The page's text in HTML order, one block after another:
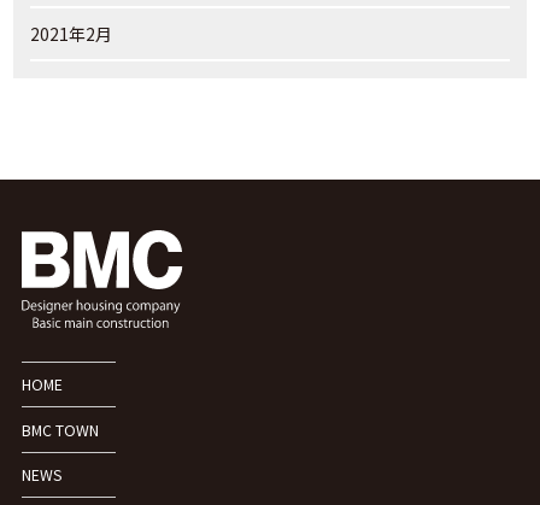
2021年2月
HOME
BMC TOWN
NEWS